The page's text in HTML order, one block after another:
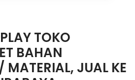
TOKO
BAHAN
JUAL KE